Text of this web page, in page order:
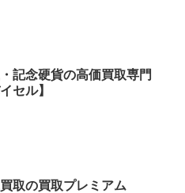
記念硬貨の高価買取専門
セル】
取の買取プレミアム